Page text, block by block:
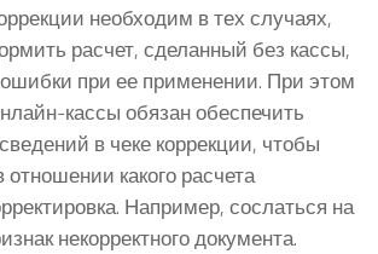
необходим в тех случаях,
расчет, сделанный без кассы,
при ее применении. При этом
кассы обязан обеспечить
в чеке коррекции, чтобы
какого расчета
Например, сослаться на
некорректного документа.